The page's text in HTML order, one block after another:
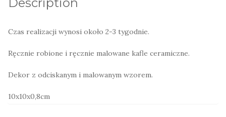
Czas realizacji wynosi około 2-3 tygodnie.
Ręcznie robione i ręcznie malowane kafle ceramiczne.
Dekor z odciskanym i malowanym wzorem.
10x10x0,8cm